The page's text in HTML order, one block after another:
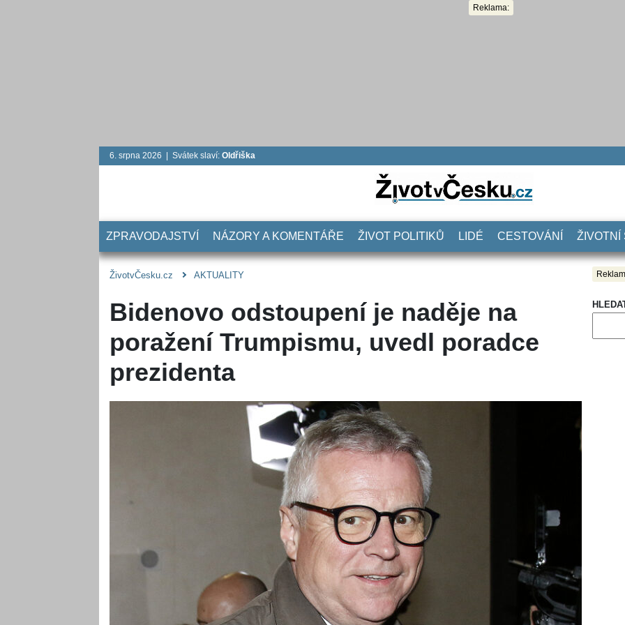
Reklama:
6. srpna 2026 | Svátek slaví: Oldřiška
ZPRAVODAJSTVÍ NÁZORY A KOMENTÁŘE ŽIVOT POLITIKŮ LIDÉ CESTOVÁNÍ ŽIVOTNÍ
ŽivotvČesku.cz AKTUALITY
Bidenovo odstoupení je naděje na
poražení Trumpismu, uvedl poradce
prezidenta